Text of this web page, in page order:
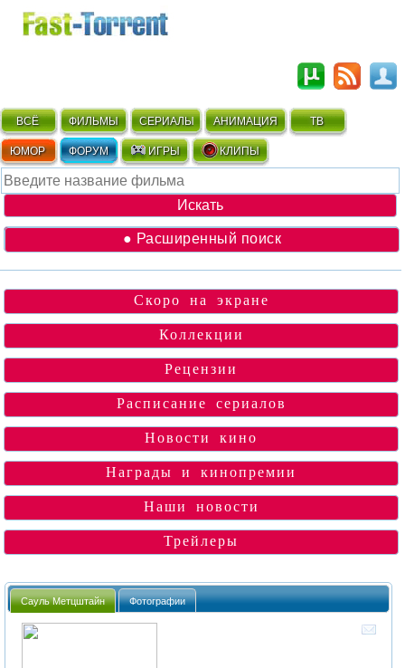
ВСЁ ФИЛЬМЫ СЕРИАЛЫ АНИМАЦИЯ ТВ
ЮМОР ФОРУМ ИГРЫ КЛИПЫ
● Расширенный поиск
Скоро на экране
Коллекции
Рецензии
Расписание сериалов
Новости кино
Награды и кинопремии
Наши новости
Трейлеры
Сауль Метцштайн Фотографии